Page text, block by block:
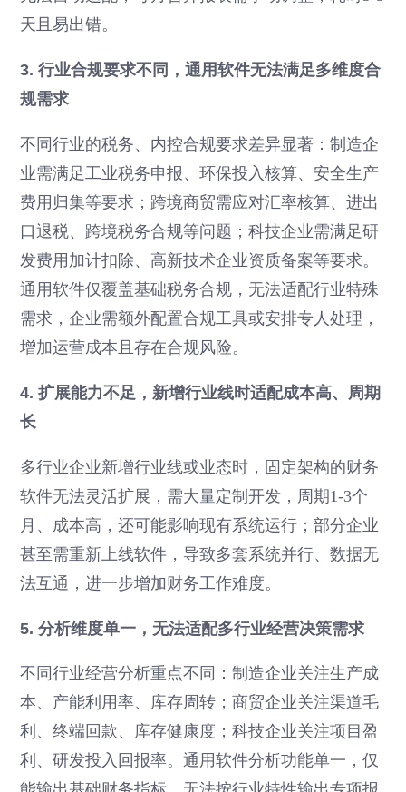
天且易出错。
3. 行业合规要求不同，通用软件无法满足多维度合
规需求
不同行业的税务、内控合规要求差异显著：制造企
业需满足工业税务申报、环保投入核算、安全生产
费用归集等要求；跨境商贸需应对汇率核算、进出
口退税、跨境税务合规等问题；科技企业需满足研
发费用加计扣除、高新技术企业资质备案等要求。
通用软件仅覆盖基础税务合规，无法适配行业特殊
需求，企业需额外配置合规工具或安排专人处理，
增加运营成本且存在合规风险。
4. 扩展能力不足，新增行业线时适配成本高、周期
长
多行业企业新增行业线或业态时，固定架构的财务
软件无法灵活扩展，需大量定制开发，周期1-3个
月、成本高，还可能影响现有系统运行；部分企业
甚至需重新上线软件，导致多套系统并行、数据无
法互通，进一步增加财务工作难度。
5. 分析维度单一，无法适配多行业经营决策需求
不同行业经营分析重点不同：制造企业关注生产成
本、产能利用率、库存周转；商贸企业关注渠道毛
利、终端回款、库存健康度；科技企业关注项目盈
利、研发投入回报率。通用软件分析功能单一，仅